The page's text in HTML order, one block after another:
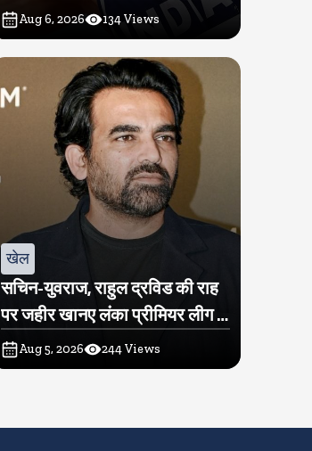
परेशानी हुई
Aug 6, 2026 134Views
खेल
सचिन-युवराज, राहुल द्रविड की राह
पर जहीर खानए लंका प्रीमियर लीग में
खरीदी टीम
Aug 5, 2026 244Views